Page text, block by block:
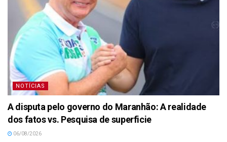
NOTÍCIAS
A disputa pelo governo do Maranhão: A realidade
dos fatos vs. Pesquisa de superficie
06/08/2026